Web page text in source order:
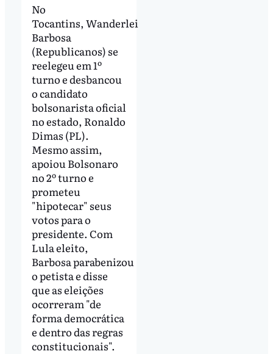
No
Tocantins, Wanderlei
Barbosa
(Republicanos) se
reelegeu em 1º
turno e desbancou
o candidato
bolsonarista oficial
no estado, Ronaldo
Dimas (PL).
Mesmo assim,
apoiou Bolsonaro
no 2º turno e
prometeu
"hipotecar" seus
votos para o
presidente. Com
Lula eleito,
Barbosa parabenizou
o petista e disse
que as eleições
ocorreram "de
forma democrática
e dentro das regras
constitucionais".